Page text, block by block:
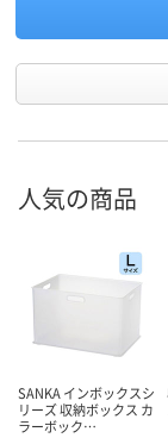
人気の商品
SANKA インボックスシ
リーズ 収納ボックス カ
ラーボック…